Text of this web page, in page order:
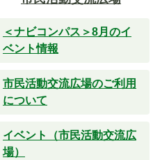
＜ナビコンパス＞8月のイ
ベント情報
市民活動交流広場のご利用
について
イベント（市民活動交流広
場）